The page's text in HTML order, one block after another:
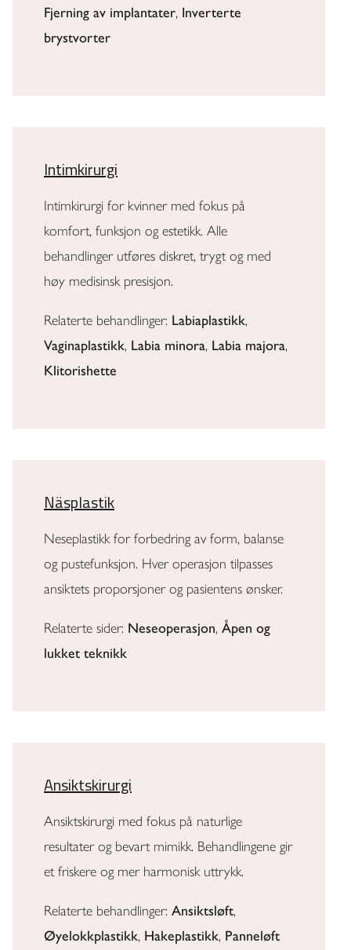
Fjerning av implantater, Inverterte
brystvorter
Intimkirurgi
Intimkirurgi for kvinner med fokus på
komfort, funksjon og estetikk. Alle
behandlinger utføres diskret, trygt og med
høy medisinsk presisjon.
Relaterte behandlinger: Labiaplastikk,
Vaginaplastikk, Labia minora, Labia majora,
Klitorishette
Näsplastik
Neseplastikk for forbedring av form, balanse
og pustefunksjon. Hver operasjon tilpasses
ansiktets proporsjoner og pasientens ønsker.
Relaterte sider: Neseoperasjon, Åpen og
lukket teknikk
Ansiktskirurgi
Ansiktskirurgi med fokus på naturlige
resultater og bevart mimikk. Behandlingene gir
et friskere og mer harmonisk uttrykk.
Relaterte behandlinger: Ansiktsløft,
Øyelokkplastikk, Hakeplastikk, Panneløft